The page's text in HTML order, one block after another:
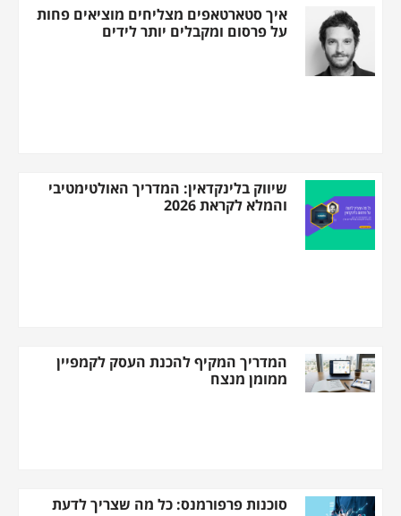
איך סטארטאפים מצליחים מוציאים פחות
על פרסום ומקבלים יותר לידים
שיווק בלינקדאין: המדריך האולטימטיבי
והמלא לקראת 2026
המדריך המקיף להכנת העסק לקמפיין
ממומן מנצח
סוכנות פרפורמנס: כל מה שצריך לדעת